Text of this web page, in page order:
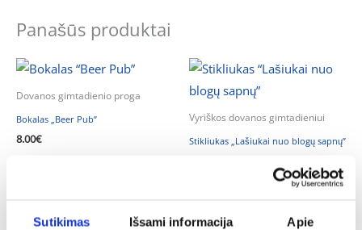
Sutikimas Išsami informacija Apie
Panašūs produktai
Dovanos gimtadienio proga
Bokalas „Beer Pub”
8.00€
Vyriškos dovanos gimtadieniui
Stikliukas „Lašiukai nuo blogų sapnų”
VARIANTĄ